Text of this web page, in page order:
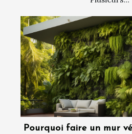
Pourquoi faire un mur